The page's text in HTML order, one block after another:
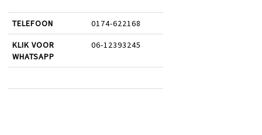
TELEFOON 0174-622168
KLIK VOOR
WHATSAPP
06-12393245